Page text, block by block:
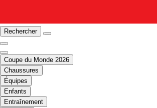
Rechercher
Coupe du Monde 2026
Chaussures
Équipes
Enfants
Entraînement